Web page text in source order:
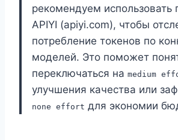
рекомендуем использовать
APIYI (apiyi.com), чтобы
потребление токенов по
моделей. Это поможет
переключаться на medium
улучшения качества или
none effort для экономии